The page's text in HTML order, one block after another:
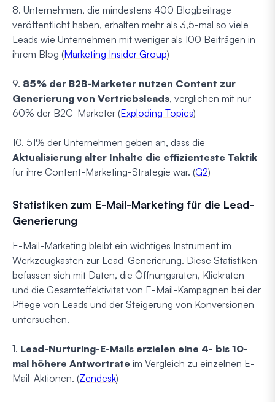
8. Unternehmen, die mindestens 400 Blogbeiträge
veröffentlicht haben, erhalten mehr als 3,5-mal so viele
Leads wie Unternehmen mit weniger als 100 Beiträgen in
ihrem Blog (Marketing Insider Group)
9. 85% der B2B-Marketer nutzen Content zur
Generierung von Vertriebsleads, verglichen mit nur
60% der B2C-Marketer (Exploding Topics)
10. 51% der Unternehmen geben an, dass die
Aktualisierung alter Inhalte die effizienteste Taktik
für ihre Content-Marketing-Strategie war. (G2)
Statistiken zum E-Mail-Marketing für die Lead-
Generierung
E-Mail-Marketing bleibt ein wichtiges Instrument im
Werkzeugkasten zur Lead-Generierung. Diese Statistiken
befassen sich mit Daten, die Öffnungsraten, Klickraten
und die Gesamteffektivität von E-Mail-Kampagnen bei der
Pflege von Leads und der Steigerung von Konversionen
untersuchen.
1. Lead-Nurturing-E-Mails erzielen eine 4- bis 10-
mal höhere Antwortrate im Vergleich zu einzelnen E-
Mail-Aktionen. (Zendesk)